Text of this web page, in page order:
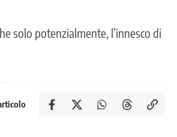
solo potenzialmente, l’innesco di